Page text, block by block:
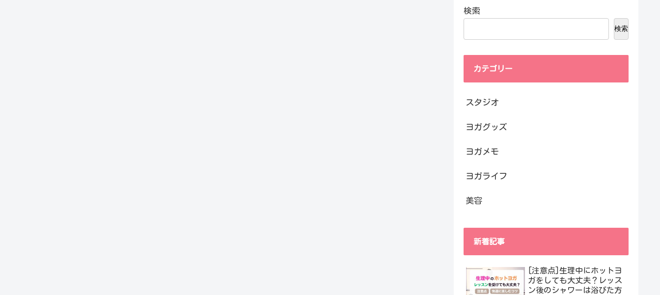
検索
検索
カテゴリー
スタジオ
ヨガグッズ
ヨガメモ
ヨガライフ
美容
新着記事
[注意点]生理中にホットヨ
ガをしても大丈夫？レッス
ン後のシャワーは浴びた方